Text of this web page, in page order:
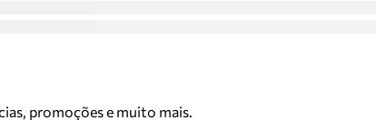
promoções e muito mais.